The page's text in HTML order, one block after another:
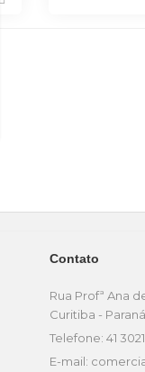
Contato
Rua Profª Ana
Curitiba - Paraná
Telefone: 41
E-mail: